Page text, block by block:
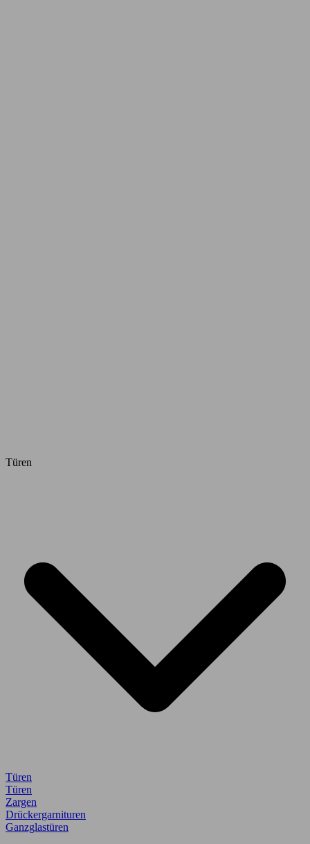
Türen
Türen
Türen
Zargen
Drückergarnituren
Ganzglastüren